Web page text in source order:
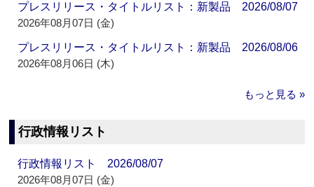
プレスリリース・タイトルリスト：新製品 2026/08/07
2026年08月07日 (金)
プレスリリース・タイトルリスト：新製品 2026/08/06
2026年08月06日 (木)
もっと見る »
行政情報リスト
行政情報リスト 2026/08/07
2026年08月07日 (金)